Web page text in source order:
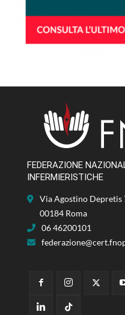
FEDERAZIONE
INFERMIERISTICHE
Via Agostino Depretis
00184 Roma
06 46200101